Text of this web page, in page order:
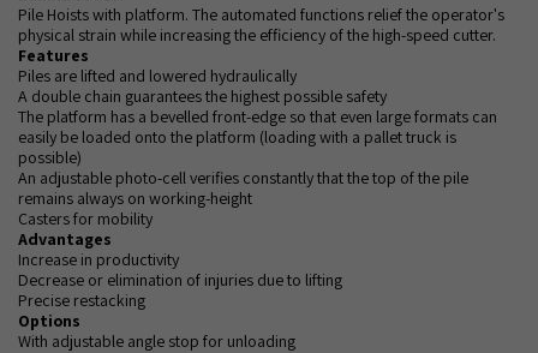
Pile Hoists with platform. The automated functions relief the operator's
physical strain while increasing the efficiency of the high-speed cutter.
Features
Piles are lifted and lowered hydraulically
A double chain guarantees the highest possible safety
The platform has a bevelled front-edge so that even large formats can
easily be loaded onto the platform (loading with a pallet truck is
possible)
An adjustable photo-cell verifies constantly that the top of the pile
remains always on working-height
Casters for mobility
Advantages
Increase in productivity
Decrease or elimination of injuries due to lifting
Precise restacking
Options
With adjustable angle stop for unloading